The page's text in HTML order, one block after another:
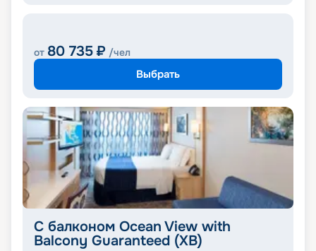
от 80 735 ₽ /чел
Выбрать
С балконом Ocean View with
Balcony Guaranteed (XB)